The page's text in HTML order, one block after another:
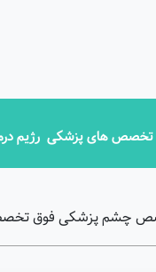
تخصص های پزشکی رژیم
چشم پزشکی فوق